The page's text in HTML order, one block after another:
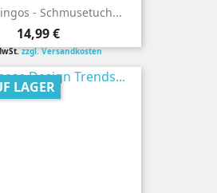
- Schmusetuch...
Preis
14,99 €
zzgl. Versandkosten
LAGER